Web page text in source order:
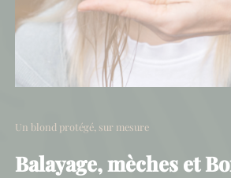
Un blond protégé, sur mesure
Balayage, mèches et